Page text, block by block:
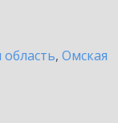
область, Омская